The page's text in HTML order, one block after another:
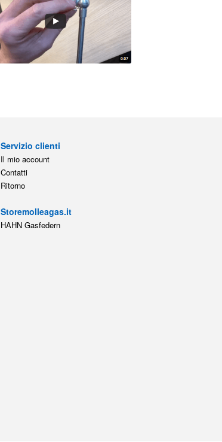
Servizio clienti
Il mio account
Contatti
Ritorno
Storemolleagas.it
HAHN Gasfedern